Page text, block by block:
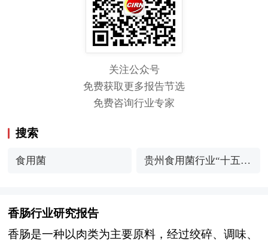
关注公众号
免费获取更多报告节选
免费咨询行业专家
搜索
食用菌 贵州食用菌行业“十五
香肠行业研究报告
香肠是一种以肉类为主要原料，经过绞碎、调味、